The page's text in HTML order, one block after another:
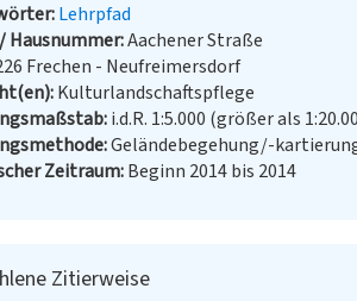
Lehrpfad
Hausnummer Aachener Straße
Frechen - Neufreimersdorf
Kulturlandschaftspflege
i.d.R. 1:5.000 (größer als
Geländebegehung/-
Zeitraum Beginn 2014 bis 2014
Zitierweise